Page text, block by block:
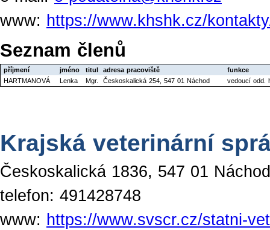
www: https://www.khshk.cz/
Seznam členů
příjmení jméno titul adresa pracoviště
funkce
HARTMANOVÁ
Lenka Mgr. Českoskalická 254, 547 01 Náchod vedoucí odd.
Krajská veterinární
Českoskalická 1836, 547 01 Náchod
telefon: 491428748
www: https://www.svscr.cz/statni-